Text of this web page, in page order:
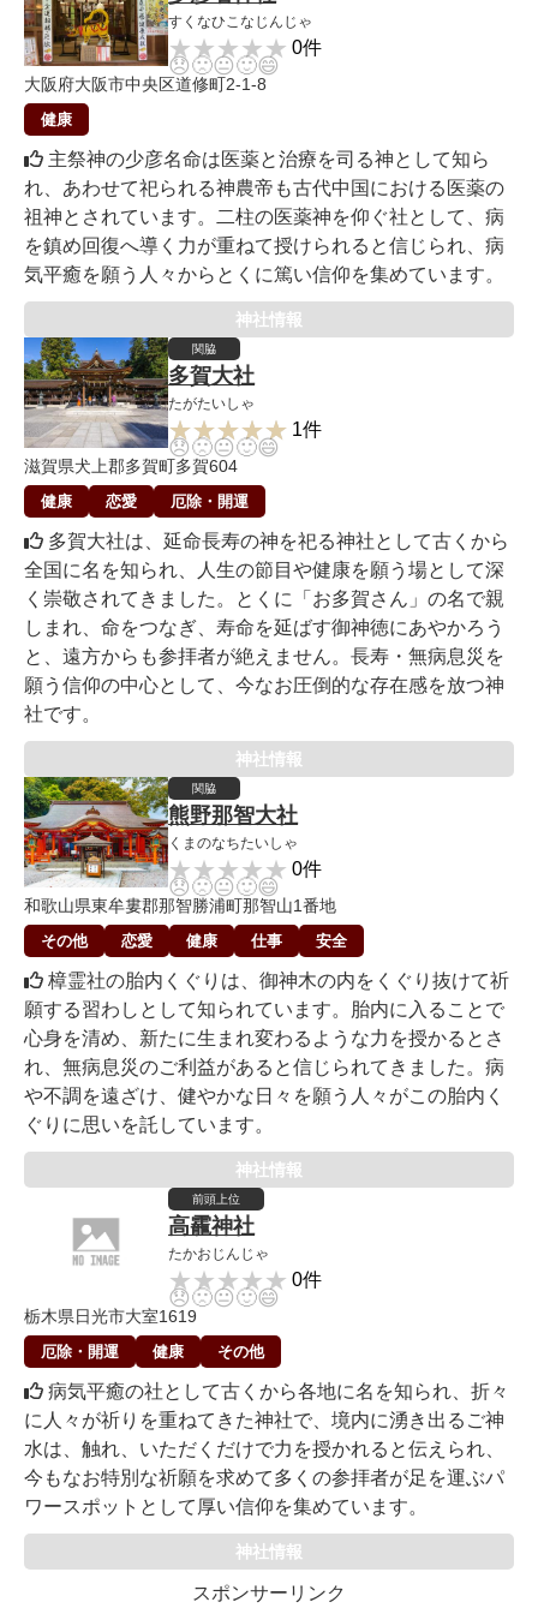
すくなひこなじんじゃ
★★★★★
★★★★★ 0件
😞🙁😐🙂😄
大阪府大阪市中央区道修町2-1-8
健康
主祭神の少彦名命は医薬と治療を司る神として知ら
れ、あわせて祀られる神農帝も古代中国における医薬の
祖神とされています。二柱の医薬神を仰ぐ社として、病
を鎮め回復へ導く力が重ねて授けられると信じられ、病
気平癒を願う人々からとくに篤い信仰を集めています。
神社情報
関脇
多賀大社
たがたいしゃ
★★★★★
★★★★★ 1件
😞🙁😐🙂😄
滋賀県犬上郡多賀町多賀604
健康 恋愛 厄除・開運
多賀大社は、延命長寿の神を祀る神社として古くから
全国に名を知られ、人生の節目や健康を願う場として深
く崇敬されてきました。とくに「お多賀さん」の名で親
しまれ、命をつなぎ、寿命を延ばす御神徳にあやかろう
と、遠方からも参拝者が絶えません。長寿・無病息災を
願う信仰の中心として、今なお圧倒的な存在感を放つ神
社です。
神社情報
関脇
熊野那智大社
くまのなちたいしゃ
★★★★★
★★★★★ 0件
😞🙁😐🙂😄
和歌山県東牟婁郡那智勝浦町那智山1番地
その他 恋愛 健康 仕事 安全
樟霊社の胎内くぐりは、御神木の内をくぐり抜けて祈
願する習わしとして知られています。胎内に入ることで
心身を清め、新たに生まれ変わるような力を授かるとさ
れ、無病息災のご利益があると信じられてきました。病
や不調を遠ざけ、健やかな日々を願う人々がこの胎内く
ぐりに思いを託しています。
神社情報
前頭上位
高靇神社
たかおじんじゃ
★★★★★
★★★★★ 0件
😞🙁😐🙂😄
栃木県日光市大室1619
厄除・開運 健康 その他
病気平癒の社として古くから各地に名を知られ、折々
に人々が祈りを重ねてきた神社で、境内に湧き出るご神
水は、触れ、いただくだけで力を授かれると伝えられ、
今もなお特別な祈願を求めて多くの参拝者が足を運ぶパ
ワースポットとして厚い信仰を集めています。
神社情報
スポンサーリンク